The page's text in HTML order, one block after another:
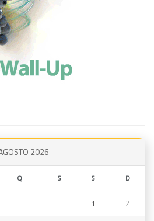
2026
Q S S D
1 2